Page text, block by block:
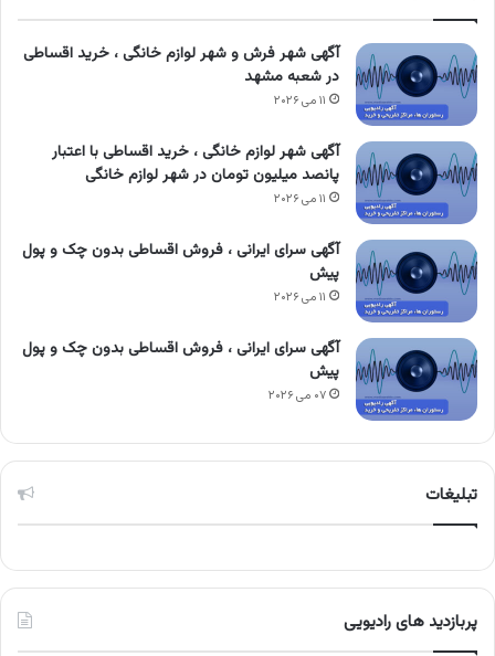
آگهی شهر فرش و شهر لوازم خانگی ، خرید اقساطی
در شعبه مشهد
۱۱ می ۲۰۲۶
آگهی شهر لوازم خانگی ، خرید اقساطی با اعتبار
پانصد میلیون تومان در شهر لوازم خانگی
۱۱ می ۲۰۲۶
آگهی سرای ایرانی ، فروش اقساطی بدون چک و پول
پیش
۱۱ می ۲۰۲۶
آگهی سرای ایرانی ، فروش اقساطی بدون چک و پول
پیش
۰۷ می ۲۰۲۶
تبلیغات
پربازدید های رادیویی